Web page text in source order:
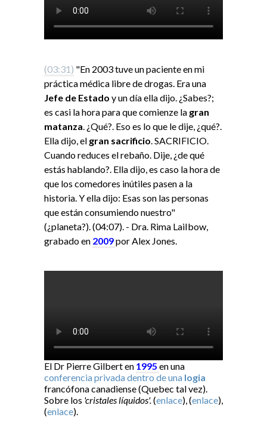
(03:31) "En 2003 tuve un paciente en mi
práctica médica libre de drogas. Era una
Jefe de Estado y un día ella dijo. ¿Sabes?;
es casi la hora para que comienze la gran
matanza. ¿Qué?. Eso es lo que le dije, ¿qué?.
Ella dijo, el gran sacrificio. SACRIFICIO.
Cuando reduces el rebaño. Dije, ¿de qué
estás hablando?. Ella dijo, es caso la hora de
que los comedores inútiles pasen a la
historia. Y ella dijo: Esas son las personas
que están consumiendo nuestro"
(¿planeta?). (04:07). - Dra. Rima LaiIbow,
grabado en 2009por Alex Jones.
El Dr Pierre Gilbert en 1995 en una
conferencia privada dentro de una logia
francófona canadiense (Quebec tal vez).
Sobre los 'cristales líquidos'.(enlace), (enlace),
(enlace).